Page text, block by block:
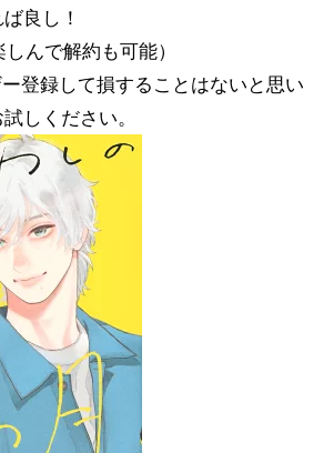
良し！
しんで解約も可能）
登録して損することはないと思い
しください。